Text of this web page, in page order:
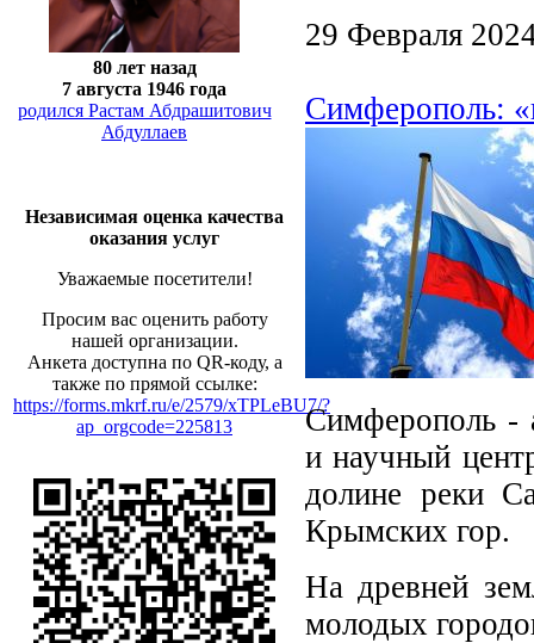
80 лет назад
7 августа 1946 года
родился Растам Абдрашитович
Абдуллаев
Независимая оценка качества
оказания услуг
Уважаемые посетители!
Просим вас оценить работу
нашей организации.
Анкета доступна по QR-коду, а
также по прямой ссылке:
https://forms.mkrf.ru/e/2579/xTPLeBU7/?
ap_orgcode=225813
29 Февраля
Симферополь:
Симферополь -
и научный
долине реки
Крымских гор.
На древней
молодых